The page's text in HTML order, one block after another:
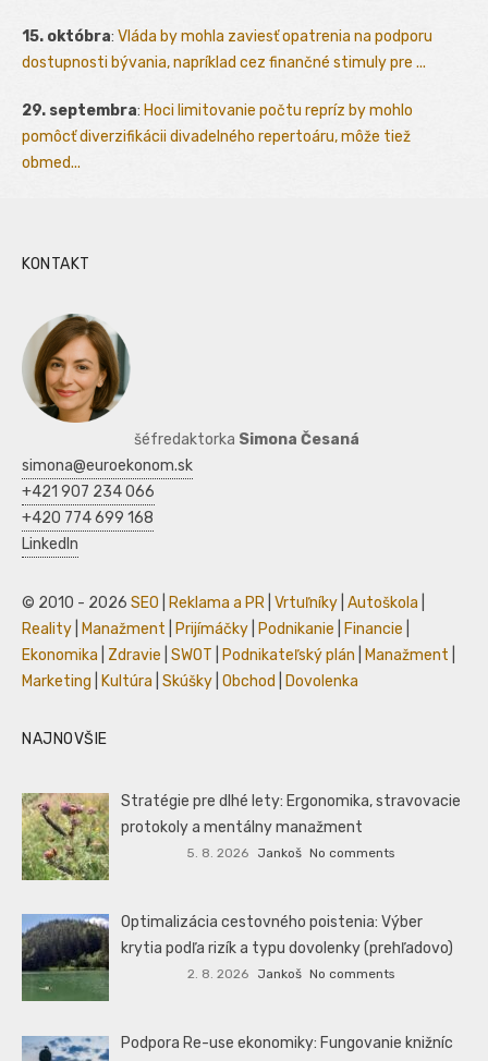
15. októbra: Vláda by mohla zaviesť opatrenia na podporu
dostupnosti bývania, napríklad cez finančné stimuly pre ...
29. septembra: Hoci limitovanie počtu repríz by mohlo
pomôcť diverzifikácii divadelného repertoáru, môže tiež
obmed...
KONTAKT
šéfredaktorka Simona Česaná
simona@euroekonom.sk
+421 907 234 066
+420 774 699 168
LinkedIn
© 2010 - 2026 SEO Reklama a PR Vrtuľníky Autoškola
Reality
Manažment Prijímáčky Podnikanie Financie
Ekonomika
Zdravie SWOT Podnikateľský plán Manažment
Marketing
Kultúra Skúšky Obchod Dovolenka
NAJNOVŠIE
Stratégie pre dlhé lety: Ergonomika, stravovacie
protokoly a mentálny manažment
5. 8. 2026 Jankoš No comments
Optimalizácia cestovného poistenia: Výber
krytia podľa rizík a typu dovolenky (prehľadovo)
2. 8. 2026 Jankoš No comments
Podpora Re-use ekonomiky: Fungovanie knižníc